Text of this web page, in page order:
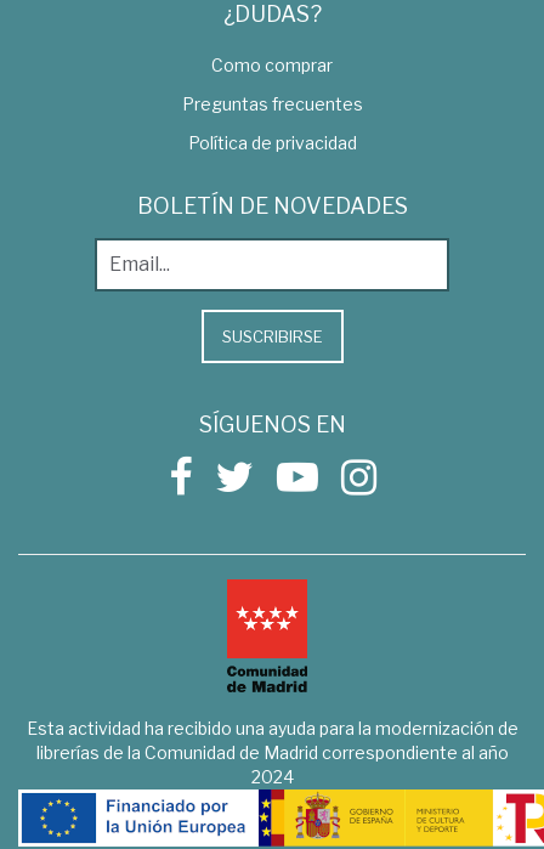
¿DUDAS?
Como comprar
Preguntas frecuentes
Política de privacidad
BOLETÍN DE NOVEDADES
SUSCRIBIRSE
SÍGUENOS EN
Esta actividad ha recibido una ayuda para la modernización de
librerías de la Comunidad de Madrid correspondiente al año
2024